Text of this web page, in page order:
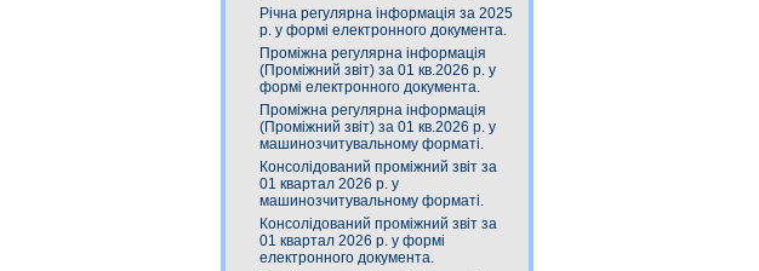
Річна регулярна інформація за 2025
р. у формі електронного документа.
Проміжна регулярна інформація
(Проміжний звіт) за 01 кв.2026 р. у
формі електронного документа.
Проміжна регулярна інформація
(Проміжний звіт) за 01 кв.2026 р. у
машинозчитувальному форматі.
Консолідований проміжний звіт за
01 квартал 2026 р. у
машинозчитувальному форматі.
Консолідований проміжний звіт за
01 квартал 2026 р. у формі
електронного документа.